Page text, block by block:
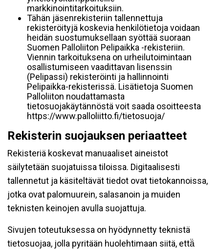
markkinointitarkoituksiin.
Tähän jäsenrekisteriin tallennettuja
rekisteröityjä koskevia henkilötietoja voidaan
heidän suostumuksellaan syöttää suoraan
Suomen Palloliiton Pelipaikka -rekisteriin.
Viennin tarkoituksena on urheilutoimintaan
osallistumiseen vaadittavan lisenssin
(Pelipassi) rekisteröinti ja hallinnointi
Pelipaikka-rekisterissä. Lisätietoja Suomen
Palloliiton noudattamasta
tietosuojakäytännöstä voit saada osoitteesta
https://www.palloliitto.fi/tietosuoja/
Rekisterin suojauksen periaatteet
Rekisteriä koskevat manuaaliset aineistot
säilytetään suojatuissa tiloissa. Digitaalisesti
tallennetut ja käsiteltävät tiedot ovat tietokannoissa,
jotka ovat palomuurein, salasanoin ja muiden
teknisten keinojen avulla suojattuja.
Sivujen toteutuksessa on hyödynnetty teknistä
tietosuojaa, jolla pyritään huolehtimaan siitä, että̈